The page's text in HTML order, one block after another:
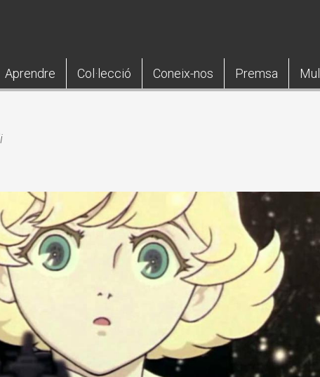
Aprendre Col·lecció Coneix-nos Premsa